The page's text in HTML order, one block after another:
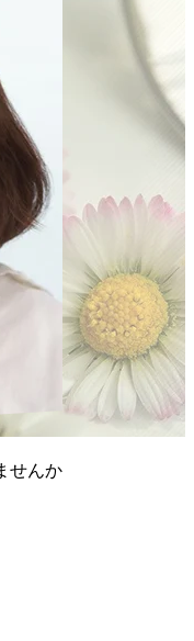
せんか